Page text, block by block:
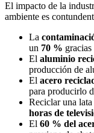
El impacto de la
ambiente es
La
un 70 %
El aluminio
producción de
El acero
para producirlo
Reciclar una
horas de
El 60 % del